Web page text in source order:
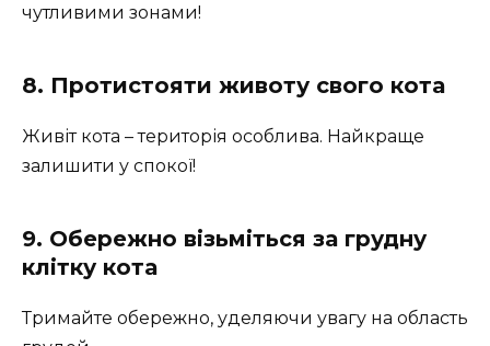
чутливими зонами!
8. Протистояти животу свого кота
Живіт кота – територія особлива. Найкраще
залишити у спокої!
9. Обережно візьміться за грудну
клітку кота
Тримайте обережно, уделяючи увагу на область